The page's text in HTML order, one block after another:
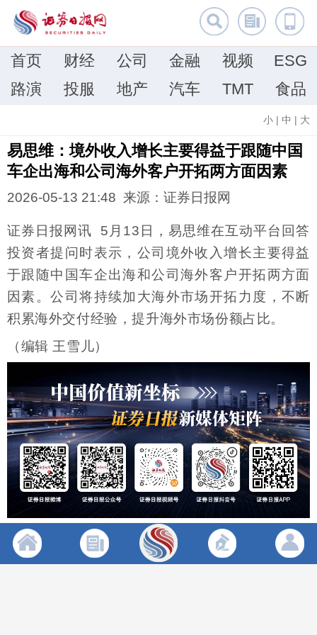
首页 财经 公司 金融 视频
ESG
路演
投服 地产 汽车 TMT 食品
小 | 中 | 大
易思维：境外收入增长主要得益于跟随中国
车企出海和公司海外客户开拓两方面因素
2026-05-13 21:48 来源：证券日报网
证券日报网讯 5月13日，易思维在互动平台回答
投资者提问时表示，公司境外收入增长主要得益
于跟随中国车企出海和公司海外客户开拓两方面
因素。公司将持续加大海外市场开拓力度，不断
积累海外交付经验，提升海外市场份额占比。
（编辑 王雪儿）